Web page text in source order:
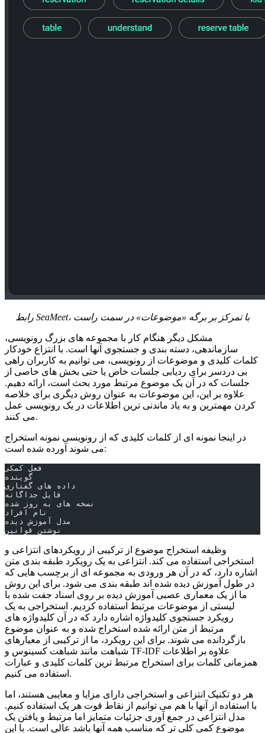
رابط SeaMeet، با تمرکز بر برگه «موضوعات» در سمت راست
مشکل دیگر هنگام کار با مجموعه های بزرگ رونویسی،
سازماندهی، دسته بندی و جستجوی آنها است. با انتزاع خودکار
کلمات کلیدی و موضوعات از رونویسی، می توانیم به کاربران راهی
بی دردسر برای ردیابی جلسات خاص یا حتی بخش های خاصی از
جلسات که در آن یک موضوع مرتبط مورد بحث است، ارائه دهیم.
علاوه بر این، این موضوعات به عنوان روش دیگری برای خلاصه
کردن مهمترین و به یاد ماندنی ترین اطلاعات در یک رونویسی عمل
می کنند.
در اینجا نمونه ای از کلمات کلیدی که از رونویسی نمونه استخراج
می شوند آورده شده است:
فعل کمکی
گوینده
داده های گفتاری
فایل جداگانه
نسخه های به روز شده
نام افراد
مدل آموزش دیده
نوشتن قوانین
وظیفه استخراج موضوع از ترکیبی از رویکردهای انتزاعی و
استخراجی استفاده می کند. انتزاعی به یک رویکرد طبقه بندی متن
اشاره دارد، که در آن هر ورودی به مجموعه ای از برچسب هایی که
در طول آموزش دیده شده اند طبقه بندی می شود. برای این روش
ما از یک معماری عصبی آموزش دیده بر روی اسناد جفت شده با
لیستی از موضوعات مرتبط استفاده کردیم. استخراجی به یک
رویکرد جستجوی کلیدواژه اشاره دارد که در آن کلیدواژه های
مرتبط از متن ارائه شده استخراج شده و به عنوان موضوع
بازگردانده می شوند. برای این رویکرد، ما از ترکیبی از معیارهای
شباهت مانند شباهت کسینوس و TF-IDF علاوه بر اطلاعات
همزمانی کلمات برای استخراج مرتبط ترین کلمات کلیدی و عبارات
استفاده می کنیم.
هر دو تکنیک انتزاعی و استخراجی دارای مزایا و معایبی هستند، اما
با استفاده از آنها با هم می توانیم از نقاط قوت هر یک استفاده کنیم.
مدل انتزاعی در جمع آوری جزئیات متمایز اما مرتبط و یافتن یک
موضوع کمی کلی تر که مناسب همه آنها باشد عالی است. با این